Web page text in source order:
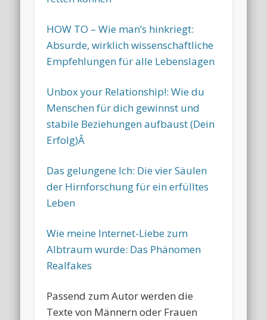
HOW TO – Wie man’s hinkriegt:
Absurde, wirklich wissenschaftliche
Empfehlungen für alle Lebenslagen
Unbox your Relationship!: Wie du
Menschen für dich gewinnst und
stabile Beziehungen aufbaust (Dein
Erfolg)Â
Das gelungene Ich: Die vier Säulen
der Hirnforschung für ein erfülltes
Leben
Wie meine Internet-Liebe zum
Albtraum wurde: Das Phänomen
Realfakes
Passend zum Autor werden die
Texte von Männern oder Frauen